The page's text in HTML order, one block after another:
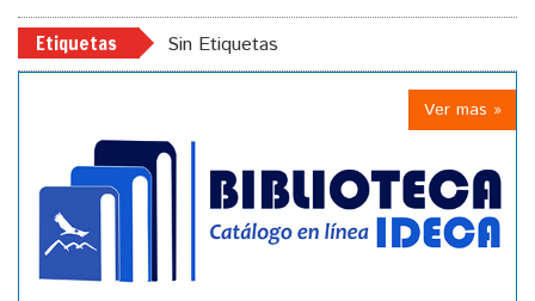
Etiquetas Sin Etiquetas
Ver mas »